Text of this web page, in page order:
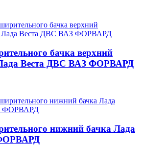
бачка верхний
Веста ДВС ВАЗ ФОРВАРД
нижний бачка Лада